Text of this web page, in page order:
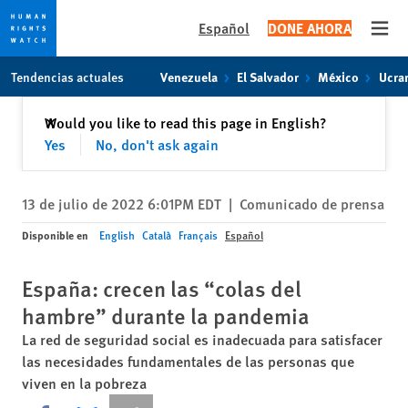
content
Español DONE AHORA
Tendencias actuales Venezuela El Salvador México
Would you like to read this page in English?
Yes
No, don't ask again
✕Cerrar
13 de julio de 2022 6:01PM EDT | Comunicado de prensa
Disponible en English Català Français Español
España: crecen las “colas del
hambre” durante la pandemia
La red de seguridad social es inadecuada para satisfacer
las necesidades fundamentales de las personas que
viven en la pobreza